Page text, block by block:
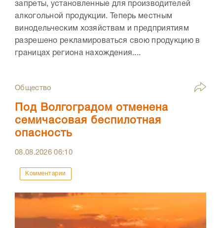
запреты, установленные для производителей
алкогольной продукции. Теперь местным
винодельческим хозяйствам и предприятиям
разрешено рекламироваться свою продукцию в
границах региона нахождения....
Общество
Под Волгоградом отменена
семичасовая беспилотная
опасность
08.08.202606:10
Комментарии